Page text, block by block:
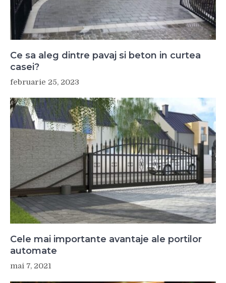
Ce sa aleg dintre pavaj si beton in curtea
casei?
februarie 25, 2023
Cele mai importante avantaje ale portilor
automate
mai 7, 2021